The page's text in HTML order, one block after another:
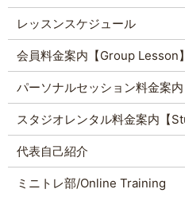
レッスンスケジュール
会員料金案内【Group Lesson】
パーソナルセッション料金案
スタジオレンタル料金案内【
代表自己紹介
ミニトレ部/Online Training